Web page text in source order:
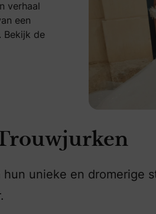
verhaal
een
Bekijk de
Sincerity collectie
unieke en dromerige